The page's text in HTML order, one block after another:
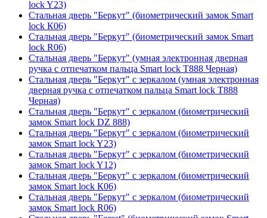
lock Y23)
Стальная дверь "Беркут" (биометрический замок Smart
lock К06)
Стальная дверь "Беркут" (биометрический замок Smart
lock R06)
Стальная дверь "Беркут" (умная электронная дверная
ручка с отпечатком пальца Smart lock T888 Черная)
Стальная дверь "Беркут" с зеркалом (умная электронная
дверная ручка с отпечатком пальца Smart lock T888
Черная)
Стальная дверь "Беркут" с зеркалом (биометрический
замок Smart lock DZ 888)
Стальная дверь "Беркут" с зеркалом (биометрический
замок Smart lock Y23)
Стальная дверь "Беркут" с зеркалом (биометрический
замок Smart lock Y12)
Стальная дверь "Беркут" с зеркалом (биометрический
замок Smart lock К06)
Стальная дверь "Беркут" с зеркалом (биометрический
замок Smart lock R06)